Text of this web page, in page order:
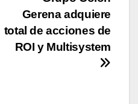
Gerena adquiere
total de acciones de
ROI y Multisystem